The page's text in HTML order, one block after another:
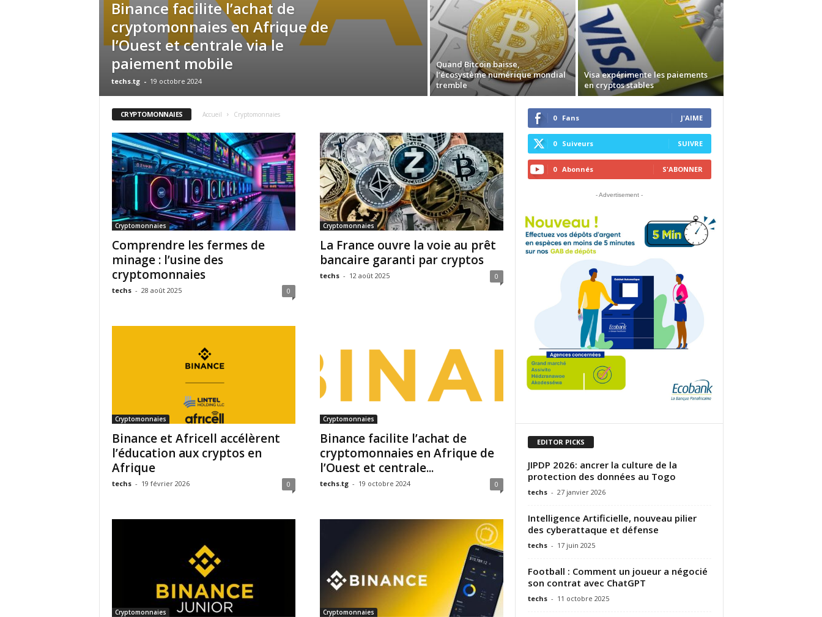
Binance facilite l’achat de
cryptomonnaies en Afrique de
l’Ouest et centrale via le
paiement mobile
techs.tg - 19 octobre 2024
Quand Bitcoin baisse,
l’écosystème numérique mondial
tremble
Visa expérimente les paiements
en cryptos stables
CRYPTOMONNAIES Accueil Cryptomonnaies
Cryptomonnaies
Comprendre les fermes de
minage : l’usine des
cryptomonnaies
techs - 28 août 2025 0
Cryptomonnaies
La France ouvre la voie au prêt
bancaire garanti par cryptos
techs - 12 août 2025 0
Cryptomonnaies
Binance et Africell accélèrent
l’éducation aux cryptos en
Afrique
techs - 19 février 2026 0
Cryptomonnaies
Binance facilite l’achat de
cryptomonnaies en Afrique de
l’Ouest et centrale...
techs.tg - 19 octobre 2024 0
Cryptomonnaies Cryptomonnaies
0 Fans J'AIME
0 Suiveurs SUIVRE
0 Abonnés S'ABONNER
- Advertisement -
EDITOR PICKS
JIPDP 2026: ancrer la culture de la
protection des données au Togo
techs - 27 janvier 2026
Intelligence Artificielle, nouveau pilier
des cyberattaque et défense
techs - 17 juin 2025
Football : Comment un joueur a négocié
son contrat avec ChatGPT
techs - 11 octobre 2025